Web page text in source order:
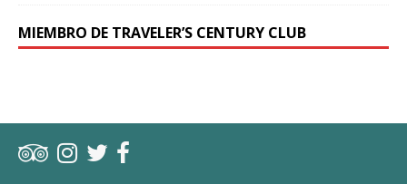
MIEMBRO DE TRAVELER’S CENTURY CLUB